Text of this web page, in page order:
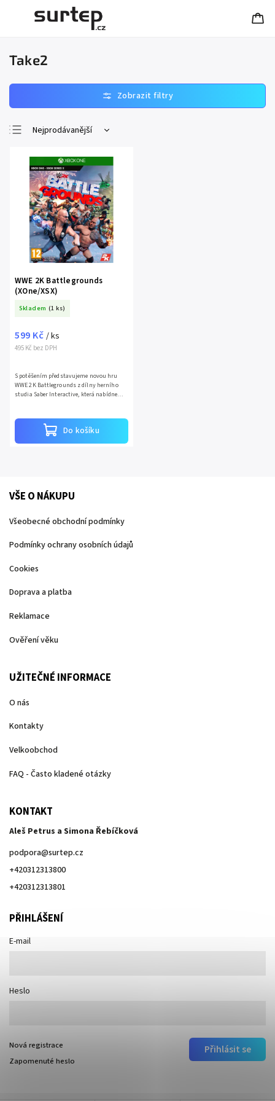
Take2
Nejprodávanější
Nejdražší
Abecedně
WWE 2K Battlegrounds
(XOne/XSX)
Skladem (1 ks)
495 Kč bez DPH
599 Kč / ks
Do košíku
S potěšením představujeme novou hru
WWE 2K Battlegrounds z dílny herního
studia Saber Interactive, která nabídne
VŠE O NÁKUPU
Všeobecné obchodní podmínky
Podmínky ochrany osobních údajů
Cookies
Doprava a platba
Reklamace
Ověření věku
UŽITEČNÉ INFORMACE
O nás
Kontakty
Velkoobchod
FAQ - Často kladené otázky
KONTAKT
Aleš Petrus a Simona Řebíčková
podpora@surtep.cz
+420312313800
+420312313801
PŘIHLÁŠENÍ
E-mail
Heslo
Přihlásit se
Nová registrace
Zapomenuté heslo